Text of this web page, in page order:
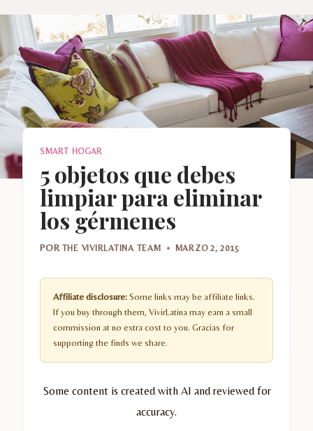
SMART HOGAR
5 objetos que debes
limpiar para eliminar
los gérmenes
POR THE VIVIRLATINA TEAM MARZO 2, 2015
Affiliate disclosure: Some links may be affiliate links.
If you buy through them, VivirLatina may earn a small
commission at no extra cost to you. Gracias for
supporting the finds we share.
Some content is created with AI and reviewed for
accuracy.